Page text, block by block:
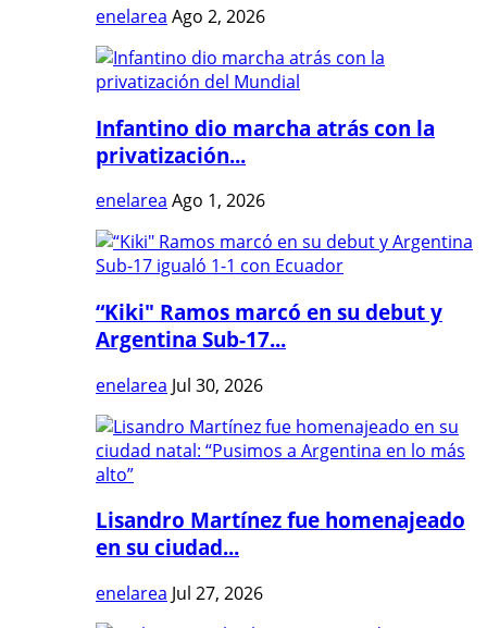
enelarea Ago 2, 2026
Infantino dio marcha atrás con la
privatización...
enelarea Ago 1, 2026
“Kiki" Ramos marcó en su debut y
Argentina Sub-17...
enelarea Jul 30, 2026
Lisandro Martínez fue homenajeado
en su ciudad...
enelarea Jul 27, 2026